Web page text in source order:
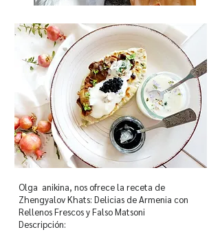
Olga anikina, nos ofrece la receta de
Zhengyalov Khats: Delicias de Armenia con
Rellenos Frescos y Falso Matsoni
Descripción: